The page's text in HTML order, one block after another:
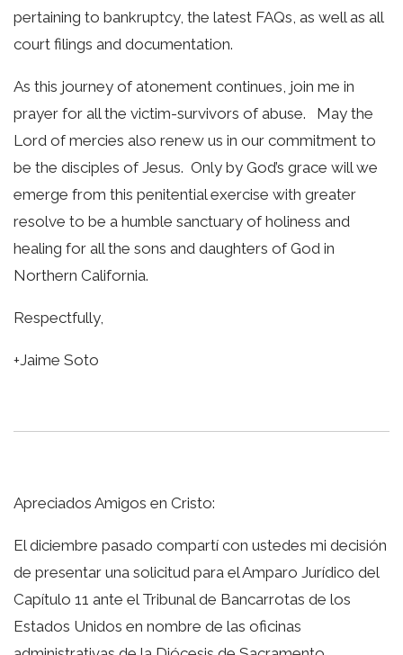
pertaining to bankruptcy, the latest FAQs, as well as all
court filings and documentation.
As this journey of atonement continues, join me in
prayer for all the victim-survivors of abuse. May the
Lord of mercies also renew us in our commitment to
be the disciples of Jesus. Only by God’s grace will we
emerge from this penitential exercise with greater
resolve to be a humble sanctuary of holiness and
healing for all the sons and daughters of God in
Northern California.
Respectfully,
+Jaime Soto
Apreciados Amigos en Cristo:
El diciembre pasado compartí con ustedes mi decisión
de presentar una solicitud para el Amparo Jurídico del
Capítulo 11 ante el Tribunal de Bancarrotas de los
Estados Unidos en nombre de las oficinas